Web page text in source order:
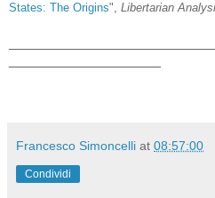
States: The Origins", Libertarian
Francesco Simoncelli at 08:57:00
Condividi